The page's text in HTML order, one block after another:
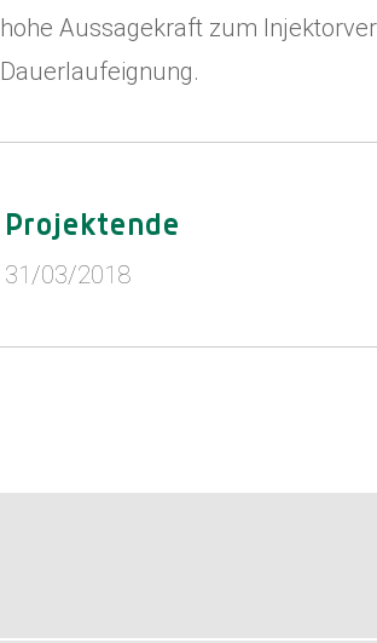
Aussagekraft zum
Projektende
31/03/2018